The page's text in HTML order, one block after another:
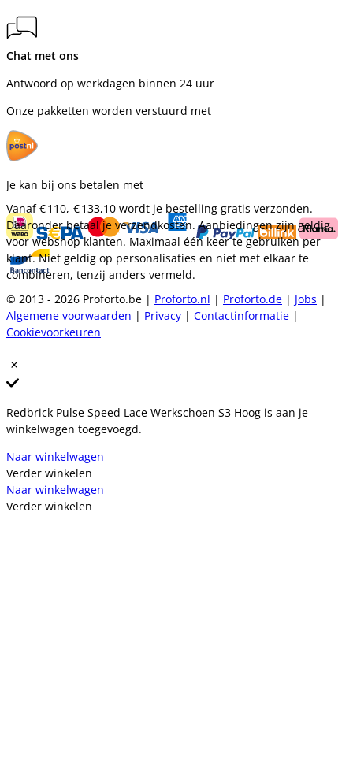
Chat met ons
Antwoord op werkdagen binnen 24 uur
Onze pakketten worden verstuurd met
Je kan bij ons betalen met
Vanaf€ 110,-€ 133,10 wordt je bestelling gratis verzonden.
Daaronder betaal je verzendkosten. Aanbiedingen zijn geldig
voor webshop klanten. Maximaal één keer te gebruiken per
klant. Niet geldig op personalisaties en niet met elkaar te
combineren, tenzij anders vermeld.
© 2013 - 2026 Proforto.be | Proforto.nl | Proforto.de | Jobs |
Algemene voorwaarden | Privacy | Contactinformatie |
Cookievoorkeuren
Redbrick Pulse Speed Lace Werkschoen S3 Hoog is aan je
winkelwagen toegevoegd.
Naar winkelwagen
Verder winkelen
Naar winkelwagen
Verder winkelen